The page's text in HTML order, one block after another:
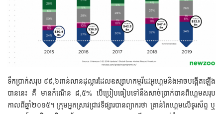
ទឹកប្រាក់សរុប ៩៩,៦ពាន់លានដុល្លារដែលឧស្សាហកម្មវីដេអូហ្គេមនិងអាចបង្កើតឡើង
បាននេះ គឺ មានកំណើន ៨,៥% បើប្រៀបធៀបទៅនឹងសាច់ប្រាក់បានពីហ្គេមសរុប
កាលពីឆ្នាំ២០១៥។ ក្រុមអ្នកស្រាវជ្រាវទីផ្សារបានព្យាករថា គ្រាន់តែហ្គេមលើទូរស័ព្ទ ឬ